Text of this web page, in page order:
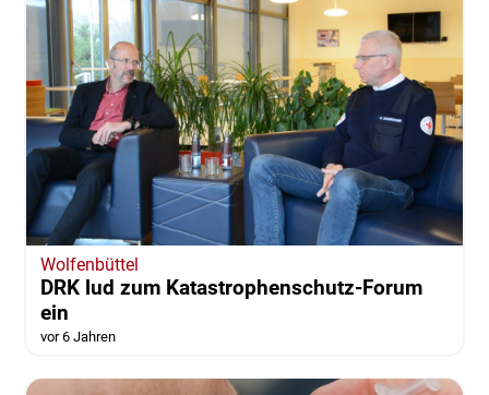
Wolfenbüttel
DRK lud zum Katastrophenschutz-Forum
ein
vor 6 Jahren